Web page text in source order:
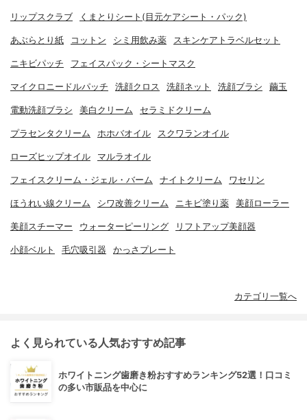
リップスクラブ くまとりシート(目元ケアシート・パック)
あぶらとり紙 コットン シミ用飲み薬 スキンケアトラベルセット
ニキビパッチ フェイスパック・シートマスク
マイクロニードルパッチ 洗顔クロス 洗顔ネット 洗顔ブラシ 繭玉
電動洗顔ブラシ 美白クリーム セラミドクリーム
プラセンタクリーム ホホバオイル スクワランオイル
ローズヒップオイル マルラオイル
フェイスクリーム・ジェル・バーム ナイトクリーム ワセリン
ほうれい線クリーム シワ改善クリーム ニキビ塗り薬 美顔ローラー
美顔スチーマー ウォーターピーリング リフトアップ美顔器
小顔ベルト 毛穴吸引器 かっさプレート
カテゴリ一覧へ
よく見られている人気おすすめ記事
ホワイトニング歯磨き粉おすすめランキング52選！口コミ
の多い市販品を中心に